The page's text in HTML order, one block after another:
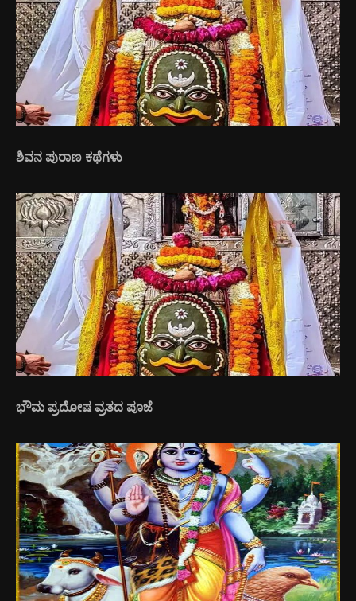
ಶಿವನ ಪುರಾಣ ಕಥೆಗಳು
ಭೌಮ ಪ್ರದೋಷ ವ್ರತದ ಪೂಜೆ